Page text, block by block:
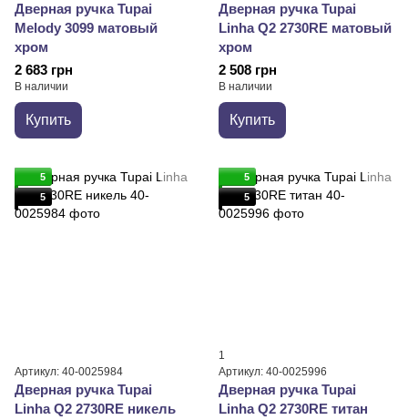
Дверная ручка Tupai
Melody 3099 матовый
хром
2 683 грн
В наличии
Купить
Дверная ручка Tupai
Linha Q2 2730RE матовый
хром
2 508 грн
В наличии
Купить
5
5
Артикул: 40-0025984
Дверная ручка Tupai
Linha Q2 2730RE никель
5
5
1
Артикул: 40-0025996
Дверная ручка Tupai
Linha Q2 2730RE титан